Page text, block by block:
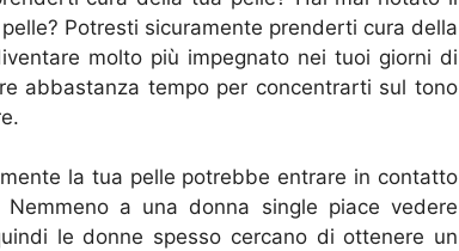
Potresti sicuramente prenderti cura della
molto più impegnato nei tuoi giorni di
abbastanza tempo per concentrarti sul tono
la tua pelle potrebbe entrare in contatto
a una donna single piace vedere
le donne spesso cercano di ottenere un